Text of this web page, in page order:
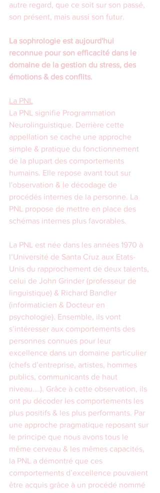
autre regard, que ce soit sur son passé,
son présent, mais aussi son futur.
La sophrologie est aujourd'hui
reconnue pour son efficacité dans le
domaine de la gestion du stress, des
émotions & des conflits.
La PNL
La PNL signifie Programmation
Neurolinguistique. Derrière cette
appellation se cache une approche
simple & pratique du fonctionnement
de la plupart des comportements
humains. Elle repose avant tout sur
l'observation & le décodage de
procédés internes de la personne. La
PNL propose de mettre en place des
schémas internes plus favorables.
La PNL est née dans les années 1970 à
l’Université de Santa Cruz aux Etats-
Unis du rapprochement de deux talents,
celui de John Grinder (professeur de
linguistique) & Richard Bandler
(informaticien & Docteur en
psychologie). Ensemble, ils vont
s’intéresser aux comportements des
personnes connues pour leur
excellence dans un domaine particulier
(chefs d’entreprise, artistes, hommes
publics, communicants de haut
niveau….). Grâce à cette observation, ils
ont pu décoder les comportements les
plus positifs & les plus performants. Par
une approche pragmatique reposant sur
le principe que nous avons tous le
même cerveau & les mêmes capacités,
la PNL a démontré que ces
comportements d’excellence pouvaient
être acquis grâce à un procédé nommé